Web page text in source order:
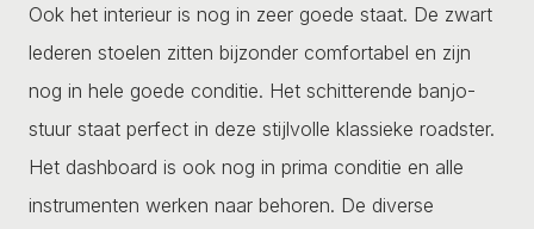
Ook het interieur is nog in zeer goede staat. De zwart
lederen stoelen zitten bijzonder comfortabel en zijn
nog in hele goede conditie. Het schitterende banjo-
stuur staat perfect in deze stijlvolle klassieke roadster.
Het dashboard is ook nog in prima conditie en alle
instrumenten werken naar behoren. De diverse